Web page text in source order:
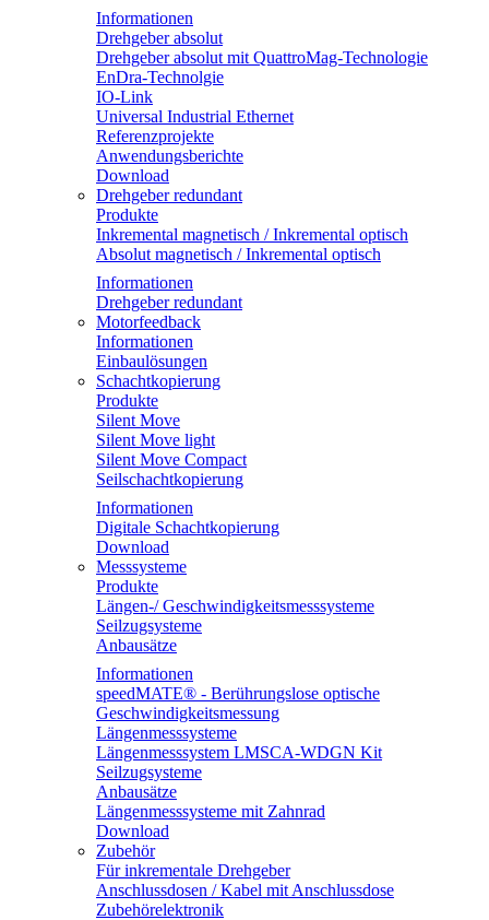
Informationen
Drehgeber absolut
Drehgeber absolut mit QuattroMag-Technologie
EnDra-Technolgie
IO-Link
Universal Industrial Ethernet
Referenzprojekte
Anwendungsberichte
Download
Drehgeber redundant
Produkte
Inkremental magnetisch / Inkremental optisch
Absolut magnetisch / Inkremental optisch
Informationen
Drehgeber redundant
Motorfeedback
Informationen
Einbaulösungen
Schachtkopierung
Produkte
Silent Move
Silent Move light
Silent Move Compact
Seilschachtkopierung
Informationen
Digitale Schachtkopierung
Download
Messsysteme
Produkte
Längen-/ Geschwindigkeitsmesssysteme
Seilzugsysteme
Anbausätze
Informationen
speedMATE® - Berührungslose optische
Geschwindigkeitsmessung
Längenmesssysteme
Längenmesssystem LMSCA-WDGN Kit
Seilzugsysteme
Anbausätze
Längenmesssysteme mit Zahnrad
Download
Zubehör
Für inkrementale Drehgeber
Anschlussdosen / Kabel mit Anschlussdose
Zubehörelektronik